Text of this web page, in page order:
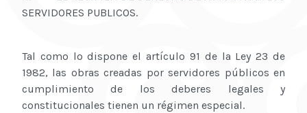
SERVIDORES PUBLICOS.
Tal como lo dispone el artículo 91 de la Ley 23 de
1982, las obras creadas por servidores públicos en
cumplimiento de los deberes legales y
constitucionales tienen un régimen especial.